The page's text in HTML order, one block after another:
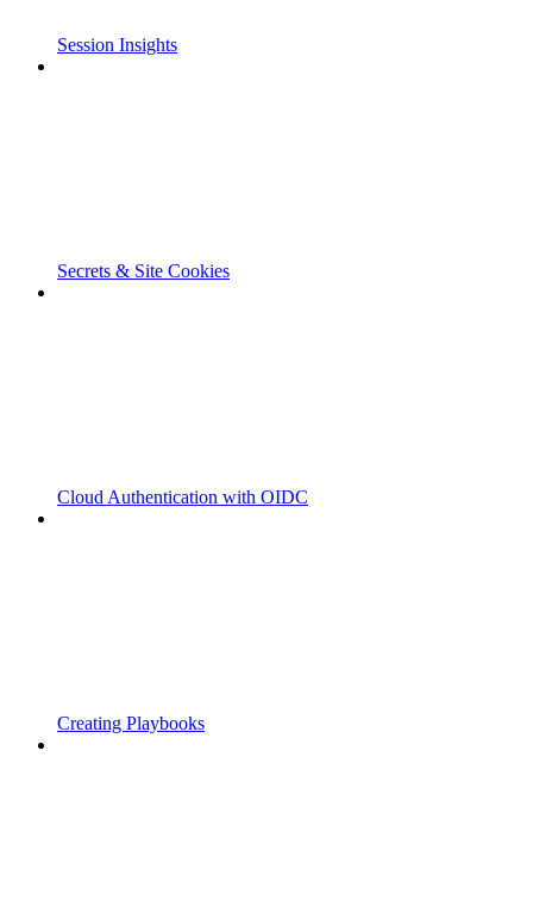
Session Insights
Secrets & Site Cookies
Cloud Authentication with OIDC
Creating Playbooks